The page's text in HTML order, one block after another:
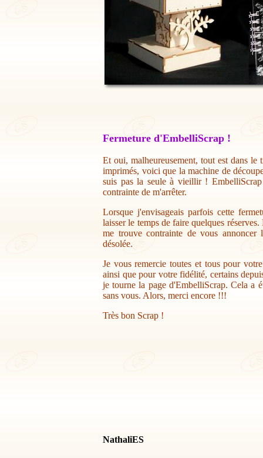
Fermeture d'EmbelliScrap !
Et oui, malheureusement, tout est dans
imprimés, voici que la machine de
suis pas la seule à vieillir !
contrainte de m'arrêter.
Lorsque j'envisageais parfois cette
laisser le temps de faire quelques
me trouve contrainte de vous annoncer
désolée.
Je vous remercie toutes et tous pour
ainsi que pour votre fidélité, certains
je tourne la page d'EmbelliScrap. Cela a
sans vous. Alors, merci encore !!!
Très bon Scrap !
NathaliES